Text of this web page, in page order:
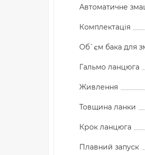
Автоматичне
Комплектація
Об`єм бака для
Гальмо ланцюга
Живлення
Товщина ланки
Крок ланцюга
Плавний запуск